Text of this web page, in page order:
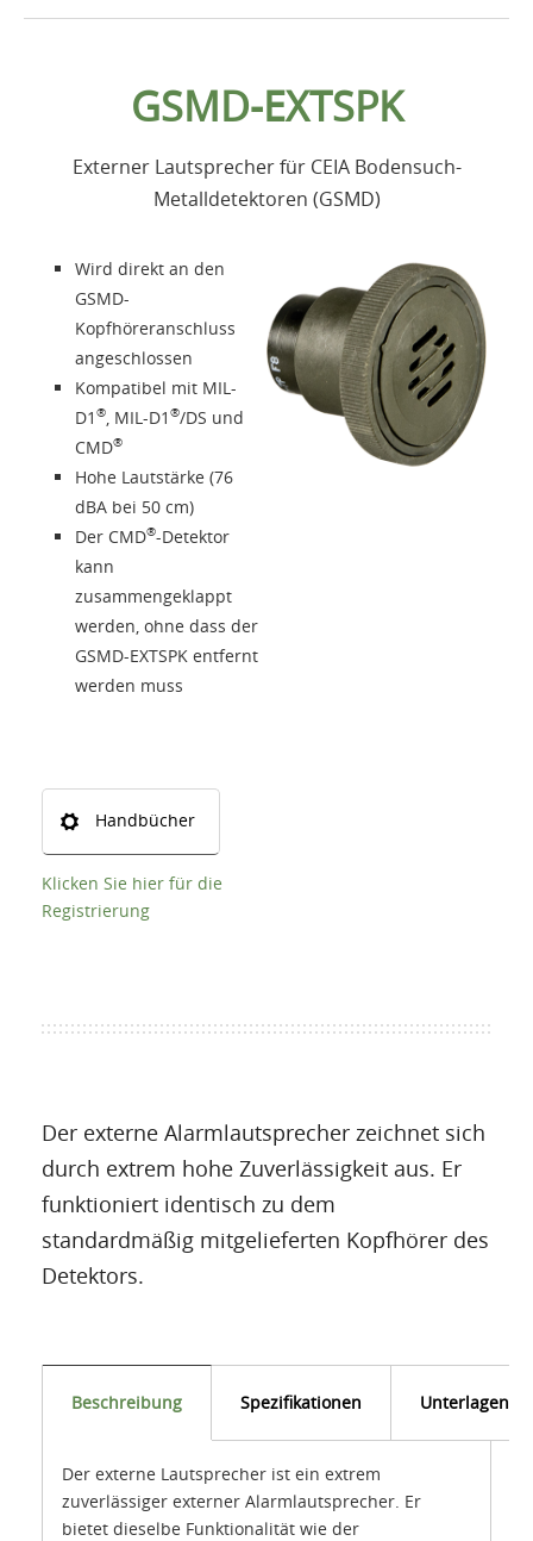
Produkte
Über uns
Kontakte
Login
Sprache
GSMD-EXTSPK
Externer Lautsprecher für CEIA Bodensuch-
Metalldetektoren (GSMD)
Wird direkt an den
GSMD-
Kopfhöreranschluss
angeschlossen
Kompatibel mit MIL-
D1 ®, MIL-D1 ®/DS und
CMD®
Hohe Lautstärke (76
dBA bei 50 cm)
Der CMD®-Detektor
kann
zusammengeklappt
werden, ohne dass der
GSMD-EXTSPK entfernt
werden muss
Handbücher
Klicken Sie hier für die
Registrierung
Der externe Alarmlautsprecher zeichnet sich
durch extrem hohe Zuverlässigkeit aus. Er
funktioniert identisch zu dem
standardmäßig mitgelieferten Kopfhörer des
Detektors.
Beschreibung Spezifikationen Unterlagen
Der externe Lautsprecher ist ein extrem
zuverlässiger externer Alarmlautsprecher. Er
bietet dieselbe Funktionalität wie der